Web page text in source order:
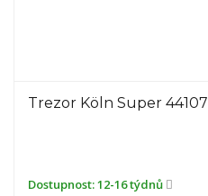
Trezor Köln Super 44107
Dostupnost:12-16 týdnů